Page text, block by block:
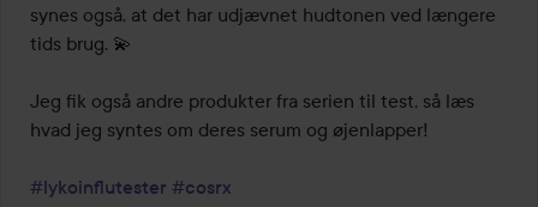
synes også, at det har udjævnet hudtonen ved længere
tids brug. 💫
Jeg fik også andre produkter fra serien til test, så læs
hvad jeg syntes om deres serum og øjenlapper!
#lykoinflutester #cosrx